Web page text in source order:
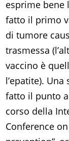
esprime bene
fatto il primo
di tumore
trasmessa
vaccino è
l’epatite).
fatto il punto
corso della
Conference